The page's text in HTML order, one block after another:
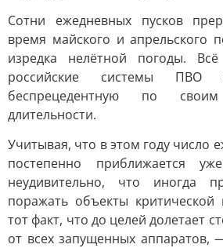
Сотни ежедневных пусков
время майского и апрельского
изредка нелётной погоды.
российские системы ПВО
беспрецедентную по
длительности.
Учитывая, что в этом году число
постепенно приближается
неудивительно, что иногда
поражать объекты критической
тот факт, что до целей долетает
от всех запущенных аппаратов,